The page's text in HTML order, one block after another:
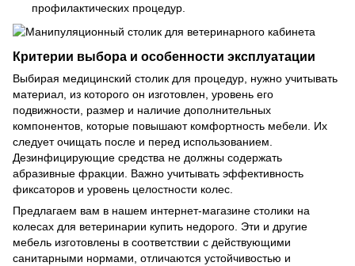
профилактических процедур.
Критерии выбора и особенности эксплуатации
Выбирая медицинский столик для процедур, нужно учитывать
материал, из которого он изготовлен, уровень его
подвижности, размер и наличие дополнительных
компонентов, которые повышают комфортность мебели. Их
следует очищать после и перед использованием.
Дезинфицирующие средства не должны содержать
абразивные фракции. Важно учитывать эффективность
фиксаторов и уровень целостности колес.
Предлагаем вам в нашем интернет-магазине столики на
колесах для ветеринарии купить недорого. Эти и другие
мебель изготовлены в соответствии с действующими
санитарными нормами, отличаются устойчивостью и